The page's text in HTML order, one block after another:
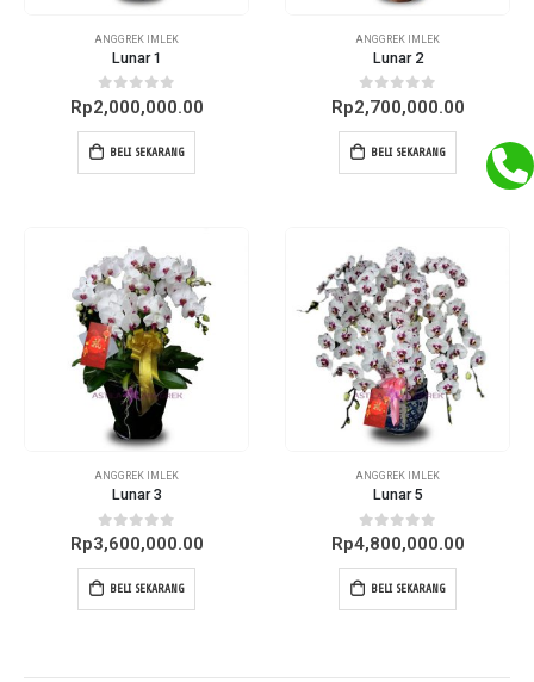
ANGGREK IMLEK
Lunar 1
0 out of 5
Rp2,000,000.00
BELI SEKARANG
ANGGREK IMLEK
Lunar 2
0 out of 5
Rp2,700,000.00
BELI SEKARANG
ANGGREK IMLEK
Lunar 3
0 out of 5
Rp3,600,000.00
BELI SEKARANG
ANGGREK IMLEK
Lunar 5
0 out of 5
Rp4,800,000.00
BELI SEKARANG